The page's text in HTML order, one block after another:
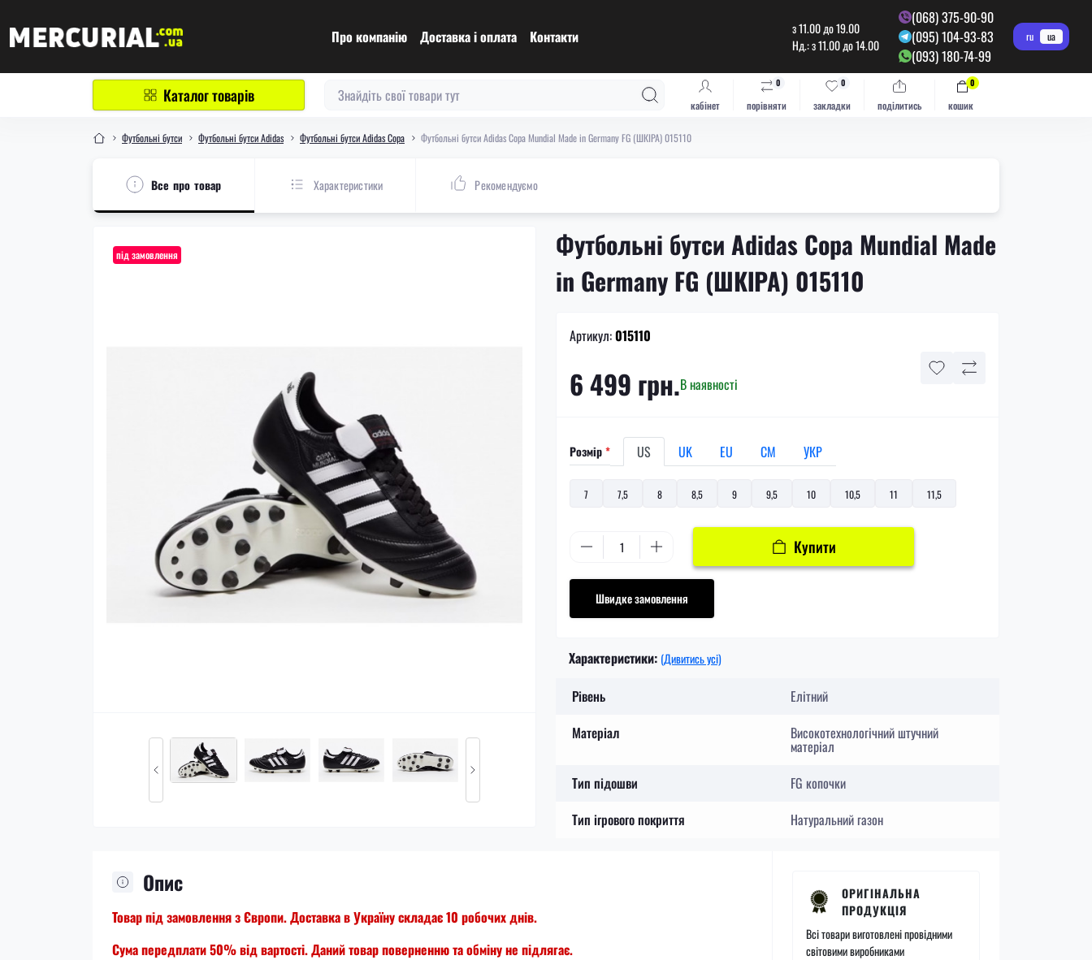
Про компанію Доставка і оплата Контакти
з 11.00 до 19.00
Нд.: з 11.00 до 14.00
(068) 375-90-90
(095) 104-93-83
(093) 180-74-99
ru ua
Каталог товарів кабінет порівняти
0
закладки
0
поділитись кошик
0
Футбольні бутси Футбольні бутси Adidas Футбольні бутси Adidas Copa Футбольні бутси Adidas Copa Mundial Made in Germany FG (ШКІРА) 015110
Все про товар Характеристики Рекомендуємо
під замовлення
Футбольні бутси Adidas Copa Mundial Made
in Germany FG (ШКІРА) 015110
Артикул:015110
6 499 грн.В наявності
Розмір* US UK EU СМ УКР
7 7,5 8 8,5 9 9,5 10 10,5 11 11,5
Купити
Швидке замовлення
Характеристики: (Дивитись усі)
Рівень
Елітний
Матеріал
Високотехнологічний штучний
матеріал
Тип підошви
FG копочки
Тип ігрового покриття
Натуральний газон
Опис
Товар під замовлення з Європи. Доставка в Україну складає 10 робочих днів.
Сума передплати 50% від вартості. Даний товар поверненню та обміну не підлягає.
ОРИГІНАЛЬНА
ПРОДУКЦІЯ
Всі товари виготовлені провідними
світовими виробниками